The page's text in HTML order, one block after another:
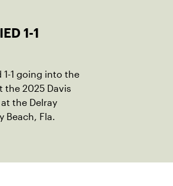
1-1
1-1 going into the
the 2025 Davis
the Delray
Beach, Fla.